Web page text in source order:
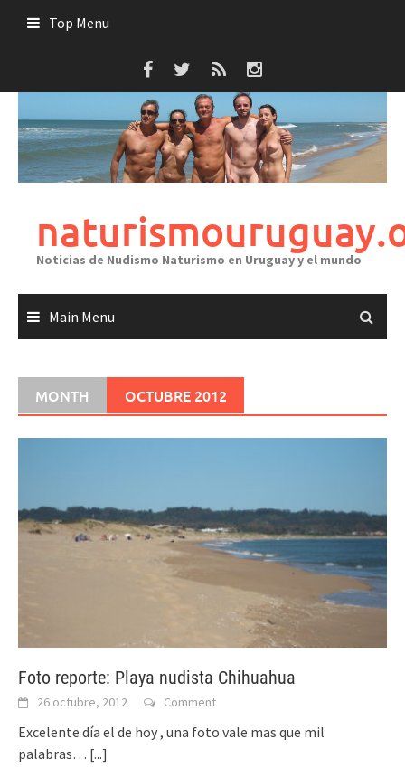
Top Menu
Noticias de Nudismo Naturismo en Uruguay y el mundo
Main Menu
MONTH OCTUBRE 2012
Foto reporte: Playa nudista Chihuahua
26 octubre, 2012 Comment
Excelente día el de hoy , una foto vale mas que mil
palabras… [...]